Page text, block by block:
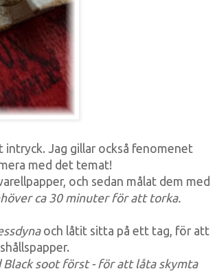
Jag gillar också fenomenet
med det temat!
och sedan målat dem med
ca 30 minuter för att torka.
och låtit sitta på ett tag, för att
soot först - för att låta skymta